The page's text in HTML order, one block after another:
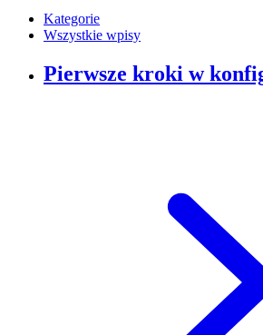
Kategorie
Wszystkie wpisy
Pierwsze kroki w